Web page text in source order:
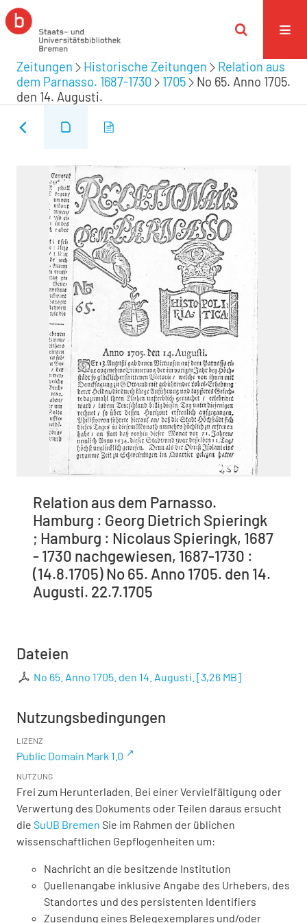
Zeitungen Historische Zeitungen
Relation aus
dem Parnasso. 1687-1730
1705
No 65. Anno 1705.
den 14. Augusti.
Relation aus dem Parnasso.
Hamburg : Georg Dietrich Spieringk
; Hamburg : Nicolaus Spieringk, 1687
- 1730 nachgewiesen, 1687-1730 :
(14.8.1705) No 65. Anno 1705. den 14.
Augusti. 22.7.1705
Dateien
No 65. Anno 1705. den 14. Augusti. [3,26 MB]
Nutzungsbedingungen
LIZENZ
Public Domain Mark 1.0
NUTZUNG
Frei zum Herunterladen. Bei einer Vervielfältigung oder
Verwertung des Dokuments oder Teilen daraus ersucht
die SuUB Bremen Sie im Rahmen der üblichen
wissenschaftlichen Gepflogenheiten um:
Nachricht an die besitzende Institution
Quellenangabe inklusive Angabe des Urhebers, des
Standortes und des persistenten Identifiers
Zusendung eines Belegexemplares und/oder